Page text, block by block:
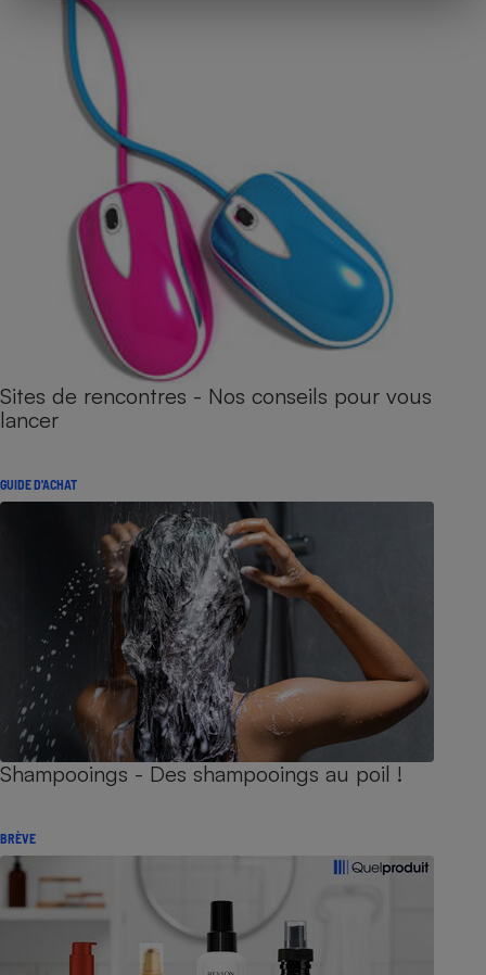
Sites de rencontres - Nos conseils pour vous
lancer
GUIDE D'ACHAT
Shampooings - Des shampooings au poil !
BRÈVE